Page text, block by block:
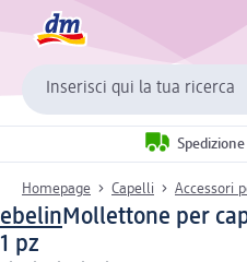
Inserisci qui la tua ricerca
Homepage Capelli Accessori
ebelinMollettone per
1 pz